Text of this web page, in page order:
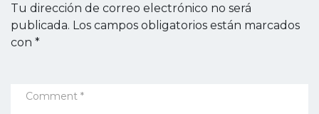
Tu dirección de correo electrónico no será
publicada. Los campos obligatorios están marcados
con *